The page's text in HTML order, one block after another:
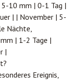
10 mm | 0-1 Tag |
| | November | 5-
Nächte,
| 1-2 Tage |
|
Ereignis,